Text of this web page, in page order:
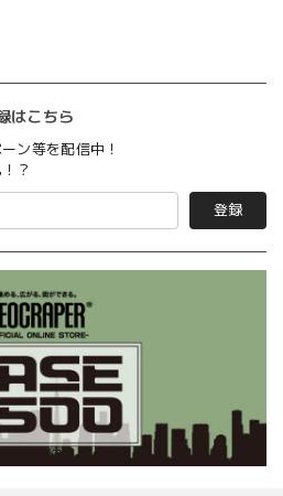
はこちら
ン等を配信中！
？
登録